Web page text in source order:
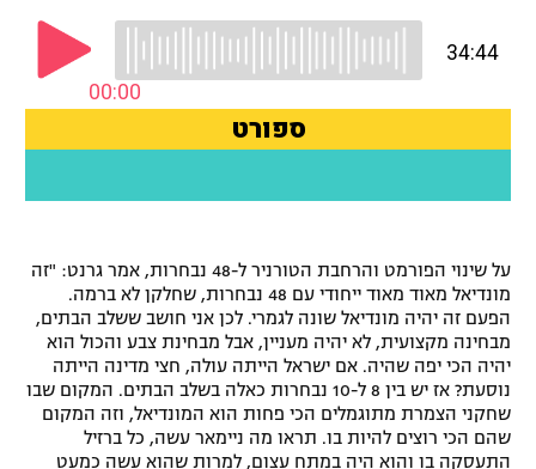
הצטרפות לחבילת הערוצים
לוח דרושים – ג'ובנט
על שינוי הפורמט והרחבת הטורניר ל-48 נבחרות, אמר גרנט: "זה
מונדיאל מאוד מאוד ייחודי עם 48 נבחרות, שחלקן לא ברמה.
הפעם זה יהיה מונדיאל שונה לגמרי. לכן אני חושב ששלב הבתים,
מבחינה מקצועית, לא יהיה מעניין, אבל מבחינת צבע והכול הוא
יהיה הכי יפה שהיה. אם ישראל הייתה עולה, חצי מדינה הייתה
נוסעת? אז יש בין 8 ל-10 נבחרות כאלה בשלב הבתים. המקום שבו
שחקני הצמרת מתוגמלים הכי פחות הוא המונדיאל, וזה המקום
שהם הכי רוצים להיות בו. תראו מה ניימאר עשה, כל ברזיל
התעסקה בו והוא היה במתח עצום, למרות שהוא עשה כמעט